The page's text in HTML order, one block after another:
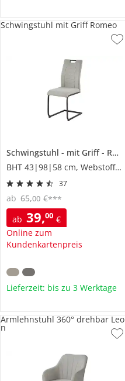
Schwingstuhl mit Griff
Romeo
BHT 43|98|58 cm, Webstoff fein
37
ab 39,00 €
Online zum
Kundenkartenpreis
ab 65,00 €***
Schwingstuhl mit Griff Romeo
Lieferzeit: bis zu 3 Werktage
Armlehnstuhl 360° drehbar Leo
n